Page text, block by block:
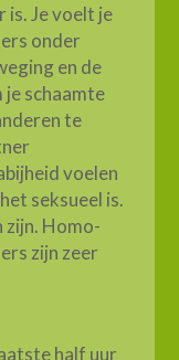
Je voelt je
onder
en de
je schaamte
te
voelen
seksueel is.
zijn. Homo-
zijn zeer
half uur